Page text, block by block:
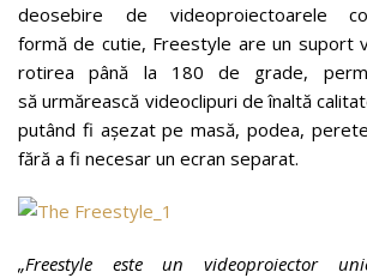
deosebire de videoproiectoarele
formă de cutie, Freestyle are un suport
rotirea până la 180 de grade,
să urmărească videoclipuri de înaltă
putând fi așezat pe masă, podea,
fără a fi necesar un ecran separat.
„Freestyle este un videoproiector